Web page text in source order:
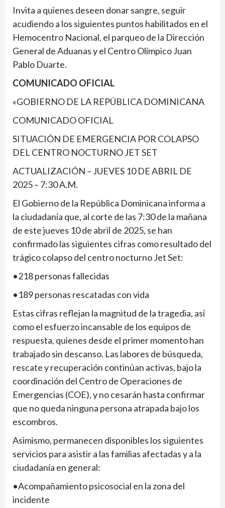
Invita a quienes deseen donar sangre, seguir
acudiendo a los siguientes puntos habilitados en el
Hemocentro Nacional, el parqueo de la Dirección
General de Aduanas y el Centro Olímpico Juan
Pablo Duarte.
COMUNICADO OFICIAL
«GOBIERNO DE LA REPÚBLICA DOMINICANA
COMUNICADO OFICIAL
SITUACIÓN DE EMERGENCIA POR COLAPSO
DEL CENTRO NOCTURNO JET SET
ACTUALIZACIÓN – JUEVES 10 DE ABRIL DE
2025 – 7:30 A.M.
El Gobierno de la República Dominicana informa a
la ciudadanía que, al corte de las 7:30 de la mañana
de este jueves 10 de abril de 2025, se han
confirmado las siguientes cifras como resultado del
trágico colapso del centro nocturno Jet Set:
•218 personas fallecidas
•189 personas rescatadas con vida
Estas cifras reflejan la magnitud de la tragedia, así
como el esfuerzo incansable de los equipos de
respuesta, quienes desde el primer momento han
trabajado sin descanso. Las labores de búsqueda,
rescate y recuperación continúan activas, bajo la
coordinación del Centro de Operaciones de
Emergencias (COE), y no cesarán hasta confirmar
que no queda ninguna persona atrapada bajo los
escombros.
Asimismo, permanecen disponibles los siguientes
servicios para asistir a las familias afectadas y a la
ciudadanía en general:
•Acompañamiento psicosocial en la zona del
incidente